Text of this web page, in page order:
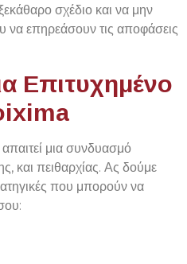
σχέδιο και να μην
να επηρεάσουν τις αποφάσεις
Επιτυχημένο
μια συνδυασμό
και πειθαρχίας. Ας δούμε
που μπορούν να